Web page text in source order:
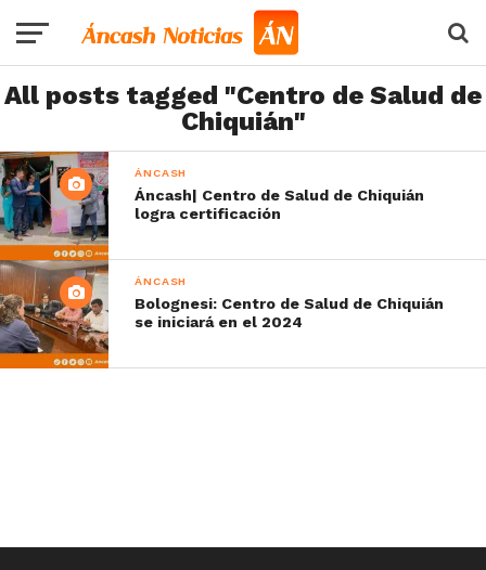
All posts tagged "Centro de Salud de
Chiquián"
ÁNCASH
Áncash| Centro de Salud de Chiquián
logra certificación
ÁNCASH
Bolognesi: Centro de Salud de Chiquián
se iniciará en el 2024